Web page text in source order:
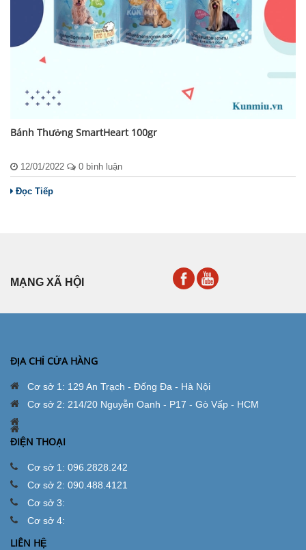
Bánh Thưởng SmartHeart 100gr
12/01/2022 0 bình luận
Đọc Tiếp
MẠNG XÃ HỘI
ĐỊA CHỈ CỬA HÀNG
Cơ sở 1: 129 An Trạch - Đống Đa - Hà Nội
Cơ sở 2: 214/20 Nguyễn Oanh - P17 - Gò Vấp - HCM
ĐIỆN THOẠI
Cơ sở 1: 096.2828.242
Cơ sở 2: 090.488.4121
Cơ sở 3:
Cơ sở 4:
LIÊN HỆ